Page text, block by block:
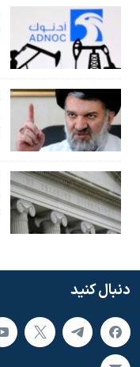
دنبال کنید